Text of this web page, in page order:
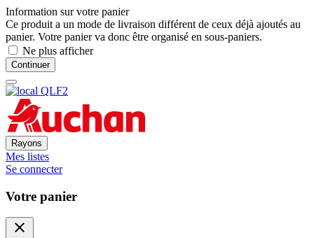
Information sur votre panier
Ce produit a un mode de livraison différent de ceux déjà ajoutés au
panier. Votre panier va donc être organisé en sous-paniers.
Ne plus afficher
Continuer
Rayons
Mes listes
Se connecter
Votre panier
close